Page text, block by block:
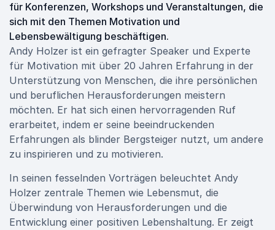
für Konferenzen, Workshops und Veranstaltungen, die
sich mit den Themen Motivation und
Lebensbewältigung beschäftigen.
Andy Holzer ist ein gefragter Speaker und Experte
für Motivation mit über 20 Jahren Erfahrung in der
Unterstützung von Menschen, die ihre persönlichen
und beruflichen Herausforderungen meistern
möchten. Er hat sich einen hervorragenden Ruf
erarbeitet, indem er seine beeindruckenden
Erfahrungen als blinder Bergsteiger nutzt, um andere
zu inspirieren und zu motivieren.
In seinen fesselnden Vorträgen beleuchtet Andy
Holzer zentrale Themen wie Lebensmut, die
Überwindung von Herausforderungen und die
Entwicklung einer positiven Lebenshaltung. Er zeigt